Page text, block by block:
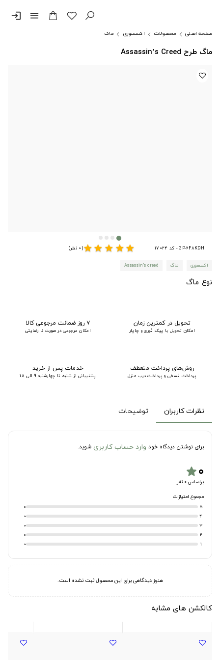
menu
login
صفحه اصلی محصولات اکسسوری ماگ
ماگ طرح Assassin’s Creed
GP-6F8KDH - کد 17024 star
star
star
star
star(0 نظر)
اکسسوری ماگ Assassin's creed
نوع ماگ
تحویل در کمترین زمان
امکان تحویل با پیک فوری و چاپار
۷ روز ضمانت مرجوعی کالا
امکان مرجوعی در صورت نا رضایتی
روش‌های پرداخت منعطف
پرداخت قسطی و پرداخت درب منزل
خدمات پس از خرید
پشتیبانی از شنبه تا چهارشنبه 9 الی 18
نظرات کاربران توضیحات
برای نوشتن دیدگاه خود وارد حساب کاربری شوید.
۰star
براساس 0 نفر
مجموع امتیازات
5
0
4
0
3
0
2
0
1
0
هنوز دیدگاهی برای این محصول ثبت نشده است.
کالکشن های مشابه